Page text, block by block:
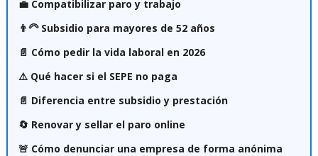
💼 Compatibilizar paro y trabajo
👨‍🦳 Subsidio para mayores de 52 años
📄 Cómo pedir la vida laboral en 2026
⚠️ Qué hacer si el SEPE no paga
📄 Diferencia entre subsidio y prestación
🔄 Renovar y sellar el paro online
🚨 Cómo denunciar una empresa de forma anónima